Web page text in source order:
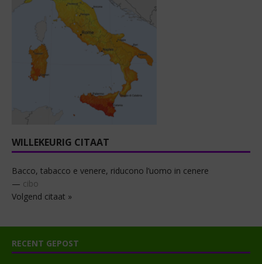
WILLEKEURIG CITAAT
Bacco, tabacco e venere, riducono l’uomo in cenere
— cibo
Volgend citaat »
RECENT GEPOST